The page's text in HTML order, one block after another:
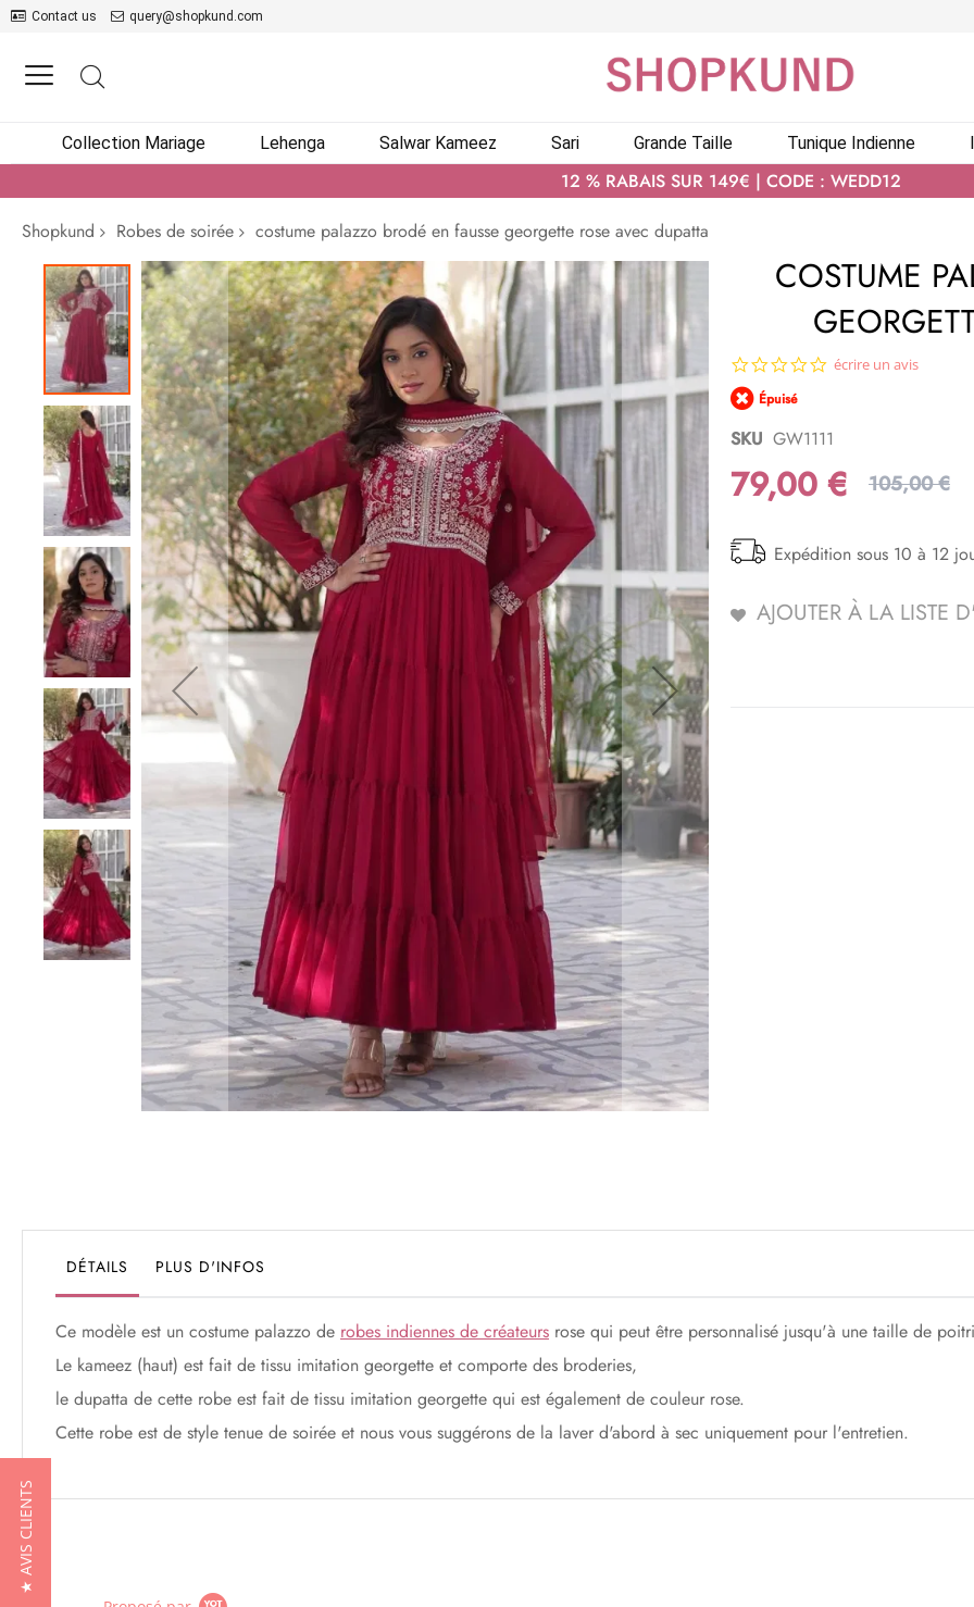
Contact us query@shopkund.com
Collection Mariage Lehenga Salwar Kameez Sari Grande Taille Tunique Indienne
12 % RABAIS SUR 149€ | CODE : WEDD12
Shopkund
Robes de soirée
costume palazzo brodé en fausse georgette rose avec dupatta
Passer
à
la
fin
de
la
galerie
d’images
la
Galerie
d’images
COSTUME
0.0
écrire un avis
Épuisé
SKU GW1111
79,00 € 105,00 €
Expédition sous 10 à 12
AJOUTER À LA LISTE
DÉTAILS PLUS D'INFOS
Ce modèle est un costume palazzo de robes indiennes de créateurs rose qui peut être personnalisé jusqu'à une taille de
Le kameez (haut) est fait de tissu imitation georgette et comporte des broderies,
le dupatta de cette robe est fait de tissu imitation georgette qui est également de couleur rose.
Cette robe est de style tenue de soirée et nous vous suggérons de la laver d'abord à sec uniquement pour l'entretien.
★ AVIS CLIENTS